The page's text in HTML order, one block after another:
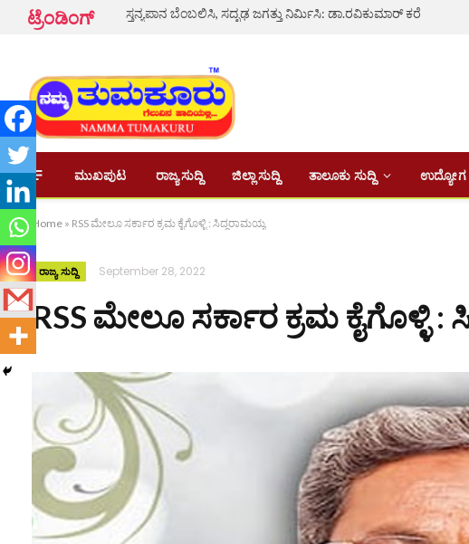
ಟ್ರೆಂಡಿಂಗ್ ಸ್ತನ್ಯಪಾನ ಬೆಂಬಲಿಸಿ, ಸದೃಢ ಜಗತ್ತು ನಿರ್ಮಿಸಿ: ಡಾ.ರವಿಕುಮಾರ್ ಕರೆ
ಮುಖಪುಟ ರಾಜ್ಯ ಸುದ್ದಿ ಜಿಲ್ಲಾ ಸುದ್ದಿ ತಾಲೂಕು ಸುದ್ದಿ ಉದ್ಯೋಗ
Home » RSS ಮೇಲೂ ಸರ್ಕಾರ ಕ್ರಮ ಕೈಗೊಳ್ಳಿ : ಸಿದ್ದರಾಮಯ್ಯ
ರಾಜ್ಯ ಸುದ್ದಿ September 28, 2022
RSS ಮೇಲೂ ಸರ್ಕಾರ ಕ್ರಮ ಕೈಗೊಳ್ಳಿ :